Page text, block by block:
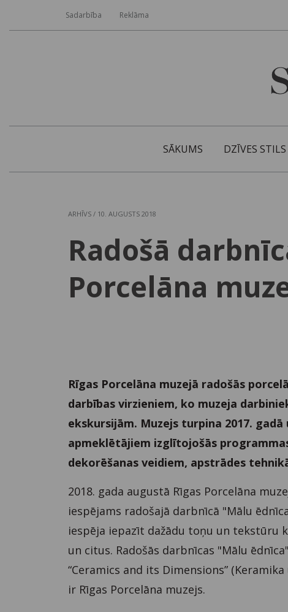
Sadarbība Reklāma
SĀKUMS DZĪVES STILS
ARHĪVS / 10. AUGUSTS 2018
Radošā
Porcelāna
Rīgas Porcelāna muzejā radošās
darbības virzieniem, ko muzeja
ekskursijām. Muzejs turpina 2017.
apmeklētājiem izglītojošās
dekorēšanas veidiem, apstrādes
2018. gada augustā Rīgas Porcelāna
iespējams radošajā darbnīcā "Mālu
iespēja iepazīt dažādu toņu un tekstūru
un citus. Radošās darbnīcas "Mālu
“Ceramics and its Dimensions”
ir Rīgas Porcelāna muzejs.